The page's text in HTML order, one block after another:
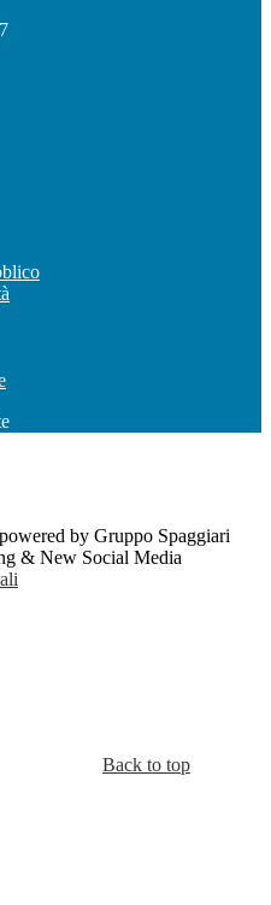
by Gruppo Spaggiari
& New Social Media
Back to top